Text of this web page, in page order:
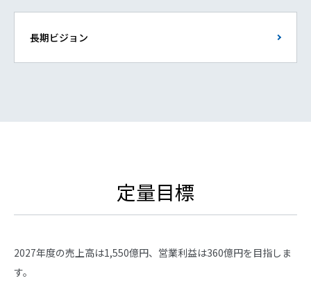
長期ビジョン
定量目標
2027年度の売上高は1,550億円、営業利益は360億円を目指しま
す。